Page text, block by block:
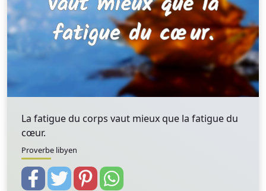
La fatigue du corps vaut mieux que la fatigue du
cœur.
Proverbe libyen